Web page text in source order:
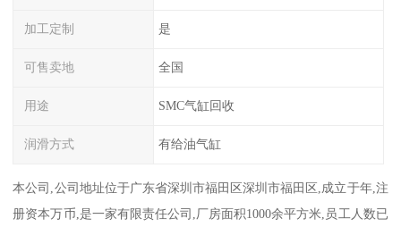
加工定制 是
可售卖地 全国
用途 SMC气缸回收
润滑方式 有给油气缸
本公司,公司地址位于广东省深圳市福田区深圳市福田区,成立于年,注
册资本万币,是一家有限责任公司,厂房面积1000余平方米,员工人数已